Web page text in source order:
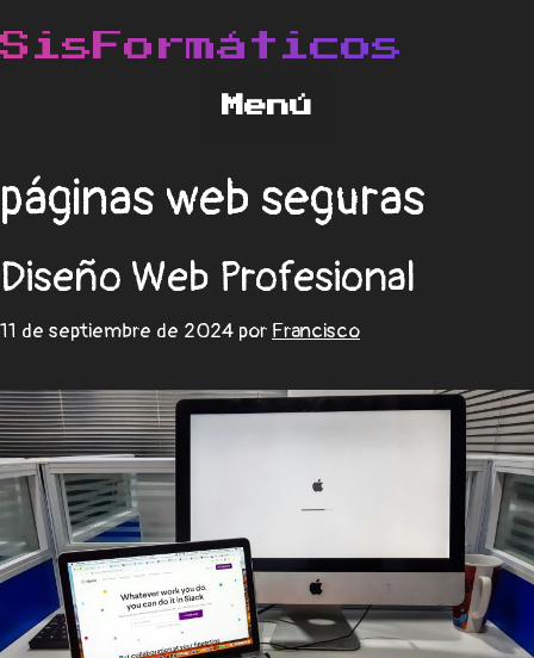
páginas web seguras
Diseño Web Profesional
11 de septiembre de 2024 por Francisco